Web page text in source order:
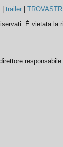
|trailer |
È vietata la
responsabile.